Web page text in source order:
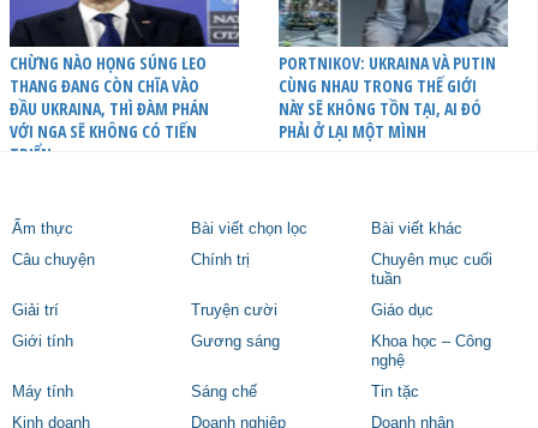
CHỪNG NÀO HỌNG SÚNG LEO
THANG ĐANG CÒN CHĨA VÀO
ĐẦU UKRAINA, THÌ ĐÀM PHÁN
VỚI NGA SẼ KHÔNG CÓ TIẾN
TRIỂN
PORTNIKOV: UKRAINA VÀ PUTIN
CÙNG NHAU TRONG THẾ GIỚI
NÀY SẼ KHÔNG TỒN TẠI, AI ĐÓ
PHẢI Ở LẠI MỘT MÌNH
Ẩm thực Bài viết chọn lọc
Bài viết khác
Câu chuyện
Chính trị
Chuyên mục cuối
tuần
Giải trí
Truyện cười
Giáo dục
Giới tính
Gương sáng
Khoa học – Công
nghệ
Máy tính
Sáng chế
Tin tặc
Kinh doanh
Doanh nghiệp
Doanh nhân